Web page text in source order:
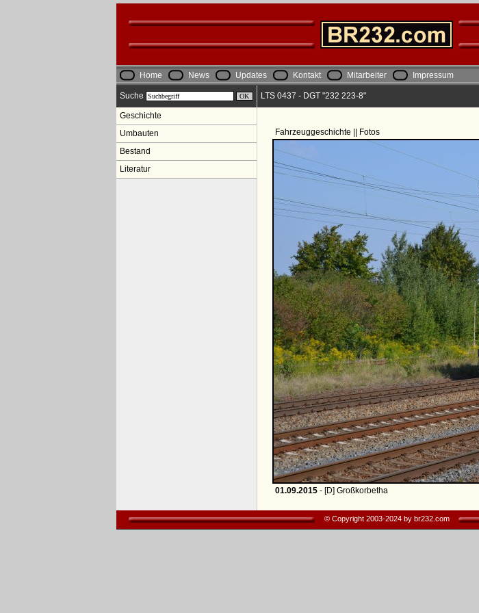
Home News Updates Kontakt Mitarbeiter Impressum
Suche
Geschichte
Umbauten
Bestand
Literatur
LTS 0437 - DGT "232 223-8"
Fahrzeuggeschichte || Fotos
01.09.2015 - [D] Großkorbetha
© Copyright 2003-2024 by br232.com